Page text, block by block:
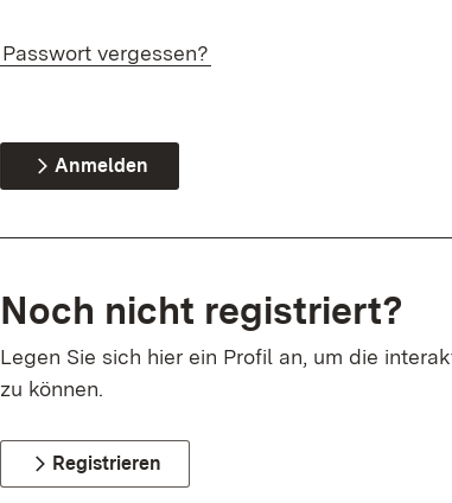
Passwort vergessen?
Anmelden
Noch nicht registriert?
Legen Sie sich hier ein Profil an, um die
zu können.
Registrieren